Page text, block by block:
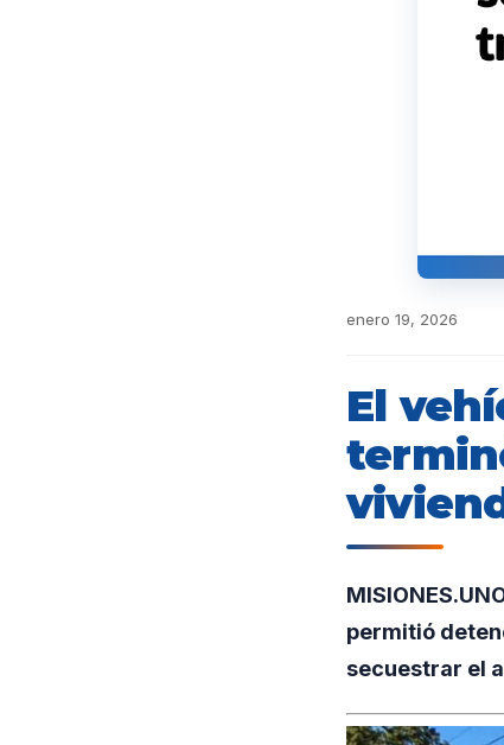
enero 19, 2026
El
permitió
secuestrar el